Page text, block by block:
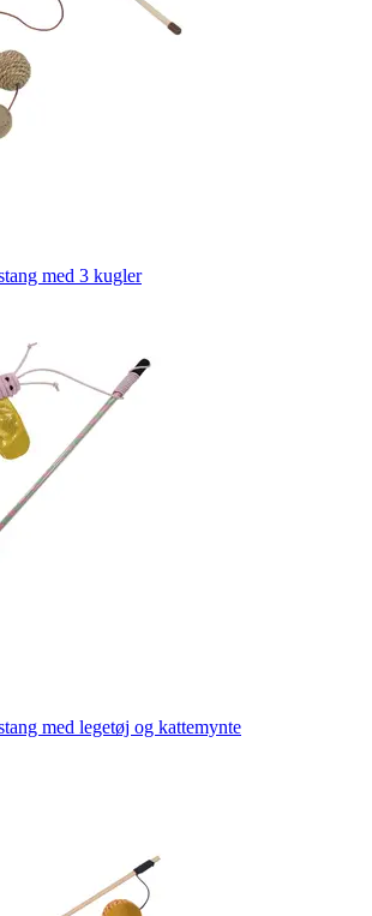
med 3 kugler
med legetøj og kattemynte